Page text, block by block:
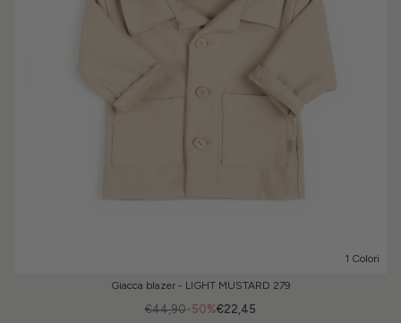
1 Colori
Giacca blazer - LIGHT MUSTARD 279
-50%
€44,90 €22,45